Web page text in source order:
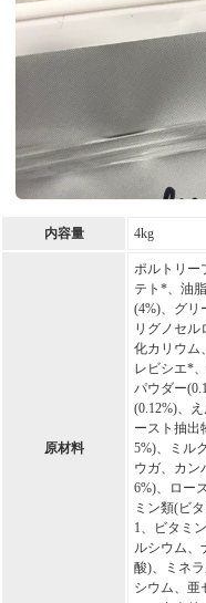
内容量 4kg
原材料
ポルトリー
テト*、油
(4%)、グリ
リグノセル
化カリウム
レビシエ*
パウダー
(0.12%)、
ースト抽出
5%)、ミル
ウガ、カン
6%)、ロー
ミン類(ビ
1、ビタミ
ルシウム、
酸)、ミネ
シウム、亜